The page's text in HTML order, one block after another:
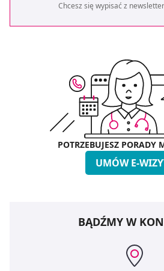
Chcesz się wypisać z
POTRZEBUJESZ PORADY
UMÓW E-
BĄDŹMY W